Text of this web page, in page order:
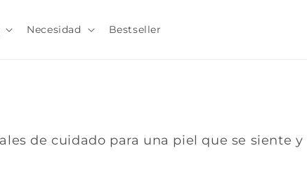
Necesidad Bestseller
de cuidado para una piel que se siente y